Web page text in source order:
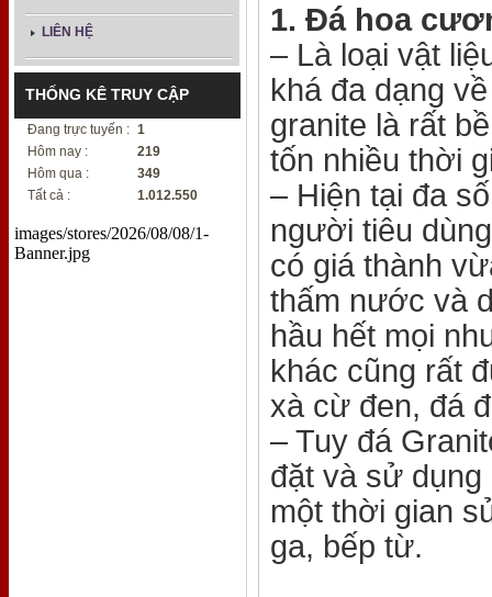
LIÊN HỆ
THỐNG KÊ TRUY CẬP
Đang trực tuyến : 1
Hôm nay :
219
Hôm qua :
349
Tất cả :
1.012.550
images/stores/2026/08/08/1-
Banner.jpg
1. Đá hoa
– Là loại vật
khá đa dạng
granite là rất
tốn nhiều thời
– Hiện tại đa
người tiêu
có giá thành
thấm nước và
hầu hết mọi
khác cũng rất
xà cừ đen, đá
– Tuy đá
đặt và sử
một thời gian
ga, bếp từ.